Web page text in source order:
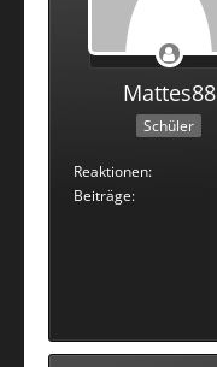
Mattes88
Schüler
Reaktionen
Beiträge